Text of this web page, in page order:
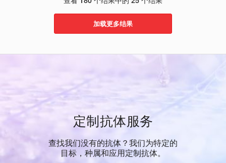
加载更多结果
定制抗体服务
查找我们没有的抗体？我们为特定的
目标，种属和应用定制抗体。